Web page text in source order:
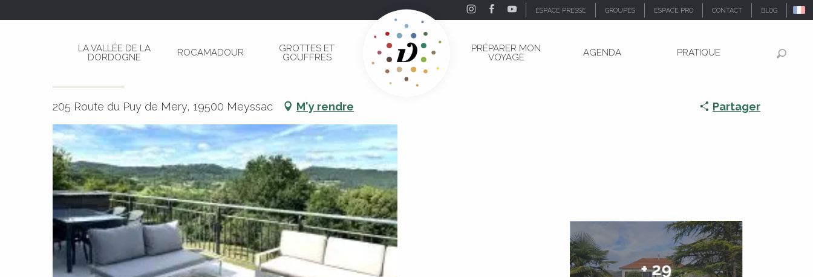
ESPACE PRESSE GROUPES ESPACE PRO CONTACT BLOG
LA VALLÉE DE LA
DORDOGNE
ROCAMADOUR
GROTTES ET
GOUFFRES
PRÉPARER MON
VOYAGE
AGENDA PRATIQUE
Gîte du Puy de Mery
205 Route du Puy de Mery, 19500 Meyssac M'y rendre Partager
+ 29